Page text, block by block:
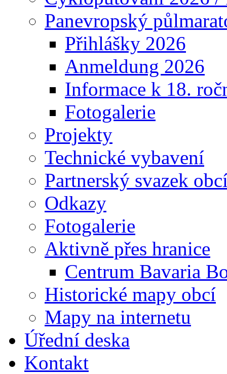
Panevropský
Přihlášky 2026
Anmeldung 2026
Informace k 18.
Fotogalerie
Projekty
Technické vybavení
Partnerský svazek
Odkazy
Fotogalerie
Aktivně přes hranice
Centrum Bavaria
Historické mapy obcí
Mapy na internetu
Úřední deska
Kontakt